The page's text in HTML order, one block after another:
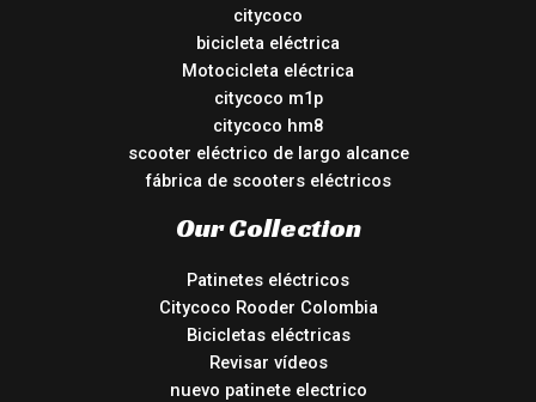
citycoco
bicicleta eléctrica
Motocicleta eléctrica
citycoco m1p
citycoco hm8
scooter eléctrico de largo alcance
fábrica de scooters eléctricos
Our Collection
Patinetes eléctricos
Citycoco Rooder Colombia
Bicicletas eléctricas
Revisar vídeos
nuevo patinete electrico